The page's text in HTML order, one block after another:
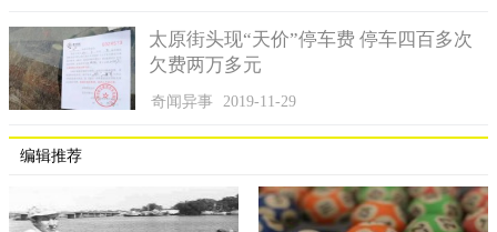
布会的预告上，一系列的场景设置和情节展现占足了先机，抓住
了观众好奇的主动性，再加以展示狼群，巨型发光体等观众听闻
过但是没有亲眼所见的画面，更是悬念迭生。
的真实背景才是这部影片卖座的主要原因。
太原街头现“天价”停车费 停车四百多次
欠费两万多元
奇闻异事 2019-11-29
编辑推荐